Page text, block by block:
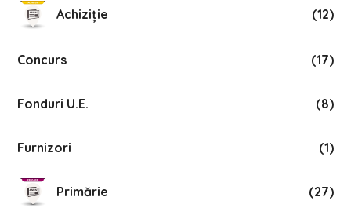
Achiziție (12)
Concurs (17)
Fonduri U.E. (8)
Furnizori (1)
Primărie (27)